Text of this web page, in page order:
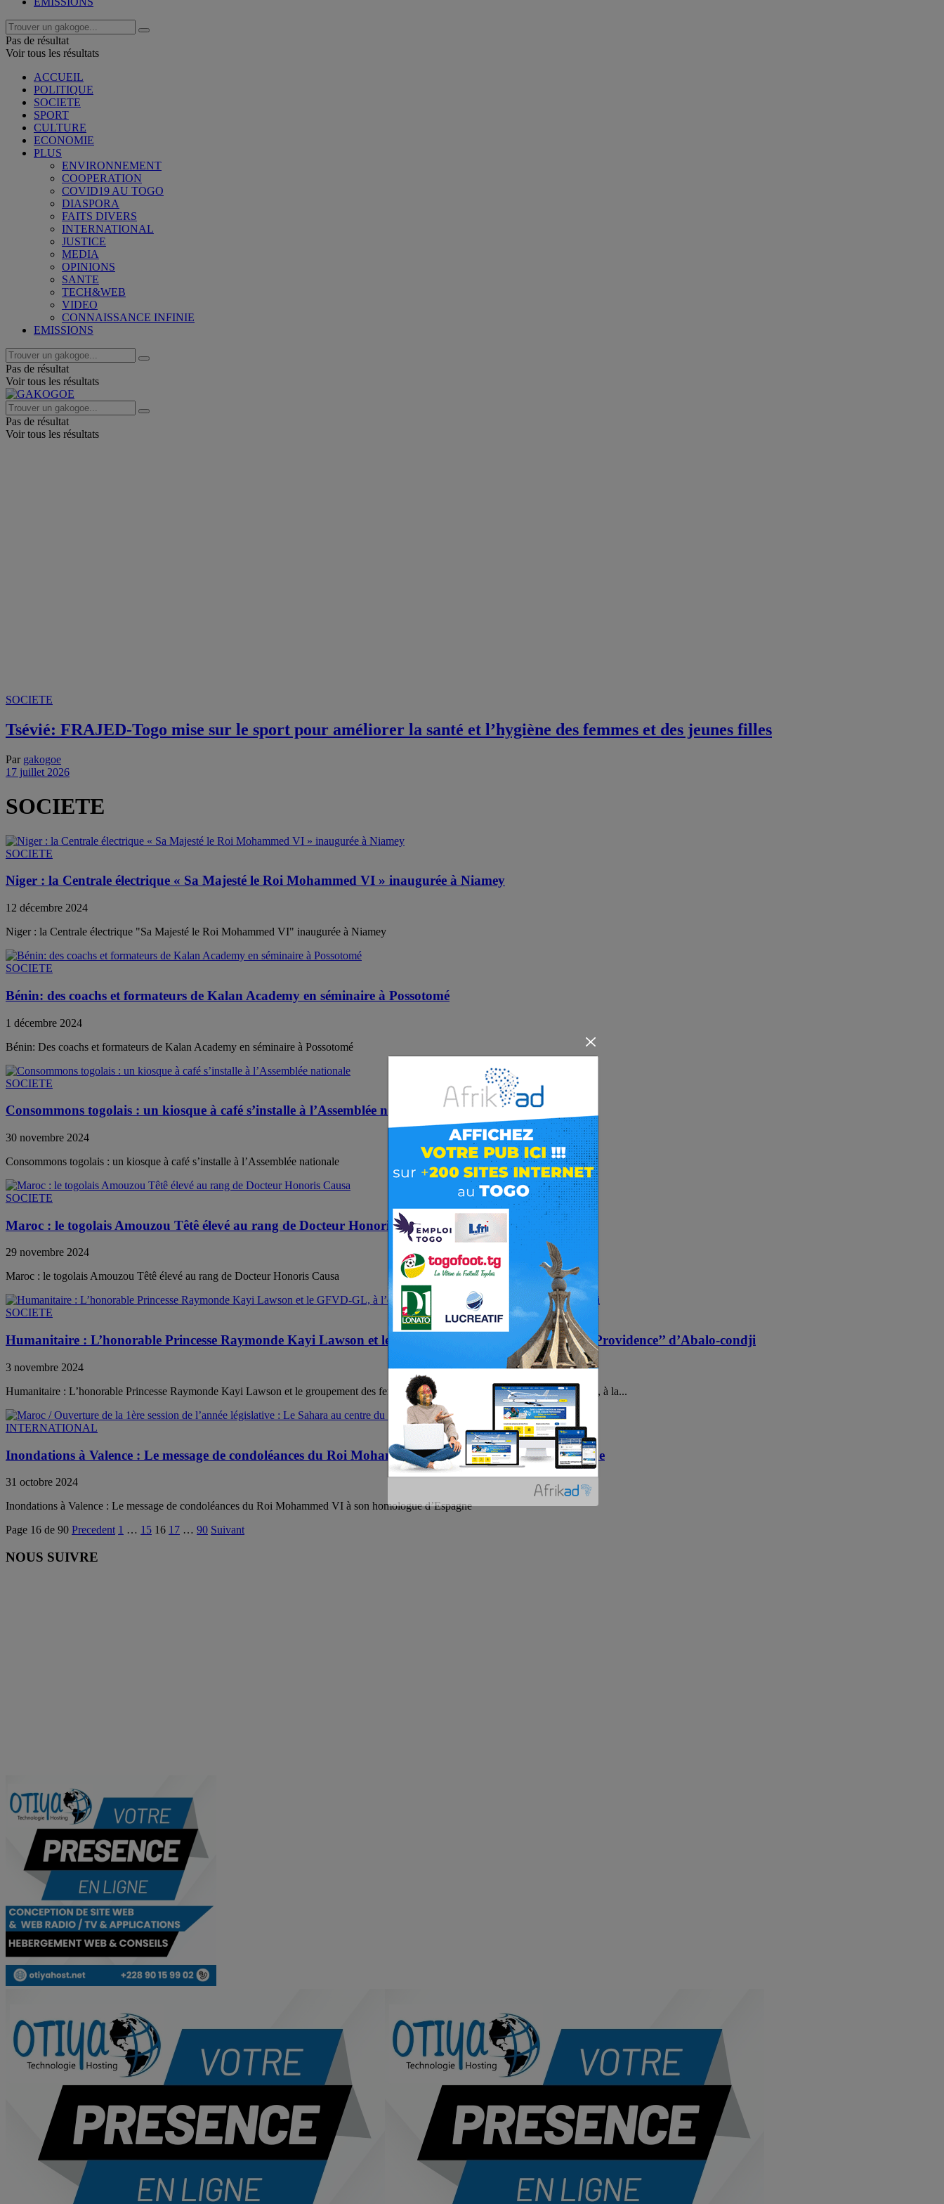
Pas de résultat
Voir tous les résultats
ACCUEIL
POLITIQUE
SOCIETE
SPORT
CULTURE
ECONOMIE
PLUS
ENVIRONNEMENT
COOPERATION
COVID19 AU TOGO
DIASPORA
FAITS DIVERS
INTERNATIONAL
JUSTICE
MEDIA
OPINIONS
SANTE
TECH&WEB
VIDEO
CONNAISSANCE INFINIE
EMISSIONS
Pas de résultat
Voir tous les résultats
Pas de résultat
Voir tous les résultats
SOCIETE
Tsévié: FRAJED-Togo mise sur le sport pour améliorer la santé et l’hygiène des femmes et des jeunes filles
Par gakogoe
17 juillet 2026
SOCIETE
SOCIETE
Niger : la Centrale électrique « Sa Majesté le Roi Mohammed VI » inaugurée à Niamey
12 décembre 2024
Niger : la Centrale électrique "Sa Majesté le Roi Mohammed VI" inaugurée à Niamey
SOCIETE
Bénin: des coachs et formateurs de Kalan Academy en séminaire à Possotomé
1 décembre 2024
Bénin: Des coachs et formateurs de Kalan Academy en séminaire à Possotomé
SOCIETE
Consommons togolais : un kiosque à café s’installe à l’Assemblée nationale
30 novembre 2024
Consommons togolais : un kiosque à café s’installe à l’Assemblée nationale
SOCIETE
Maroc : le togolais Amouzou Têtê élevé au rang de Docteur Honoris Causa
29 novembre 2024
Maroc : le togolais Amouzou Têtê élevé au rang de Docteur Honoris Causa
SOCIETE
Humanitaire : L’honorable Princesse Raymonde Kayi Lawson et le GFVD-GL, à l’orphelinat ‘’Divine Providence’’ d’Abalo-condji
3 novembre 2024
Humanitaire : L’honorable Princesse Raymonde Kayi Lawson et le groupement des femmes vaillantes et dynamiques du Grand Lomé, à la...
INTERNATIONAL
Inondations à Valence : Le message de condoléances du Roi Mohammed VI à son homologue d’Espagne
31 octobre 2024
Inondations à Valence : Le message de condoléances du Roi Mohammed VI à son homologue d’Espagne
Page 16 de 90 Precedent 1 … 15 16 17 … 90 Suivant
NOUS SUIVRE